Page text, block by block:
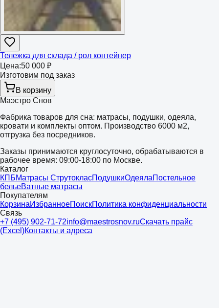
Тележка для склада / рол контейнер
Цена:50 000 ₽
Изготовим под заказ
В корзину
Маэстро Снов
Фабрика товаров для сна: матрасы, подушки, одеяла,
кровати и комплекты оптом. Производство 6000 м2,
отгрузка без посредников.
Заказы принимаются круглосуточно, обрабатываются в
рабочее время: 09:00-18:00 по Москве.
Каталог
КПБМатрасы СтрутокласПодушкиОдеялаПостельное
бельеВатные матрасы
Покупателям
КорзинаИзбранноеПоискПолитика конфиденциальности
Связь
+7 (495) 902-71-72info@maestrosnov.ruСкачать прайс
(Excel)Контакты и адреса